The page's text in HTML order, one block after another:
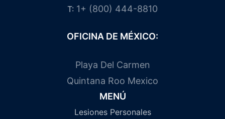
T: 1+ (800) 444-8810
OFICINA DE MÉXICO:
Playa Del Carmen
Quintana Roo Mexico
MENÚ
Lesiones Personales